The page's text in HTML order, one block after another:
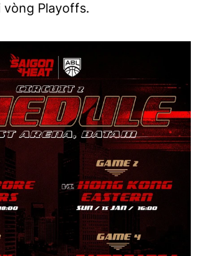
vòng Playoffs.